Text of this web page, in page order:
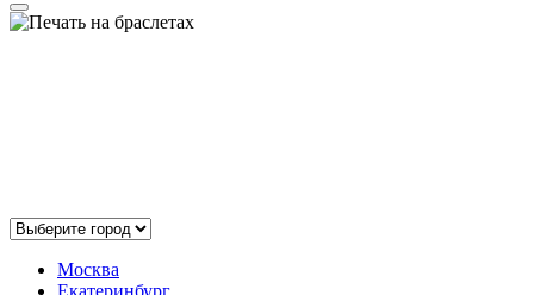
Москва
Екатеринбург